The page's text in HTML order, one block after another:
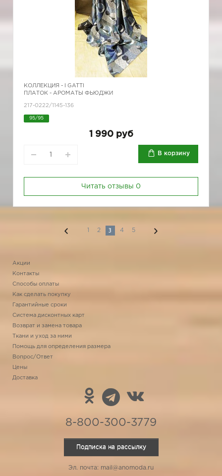
КОЛЛЕКЦИЯ -
I GATTI
ПЛАТОК - АРОМАТЫ ФЬЮДЖИ
217-0222/1145-136
95/95
1 990 руб
В корзину
Читать отзывы 0
1 2 3 4 5
Акции
Контакты
Способы оплаты
Как сделать покупку
Гарантийные сроки
Система дисконтных карт
Возврат и замена товара
Ткани и уход за ними
Помощь для определения размера
Вопрос/Ответ
Цены
Доставка
8-800-300-3779
Подписка на рассылку
Эл. почта: mail@anomoda.ru